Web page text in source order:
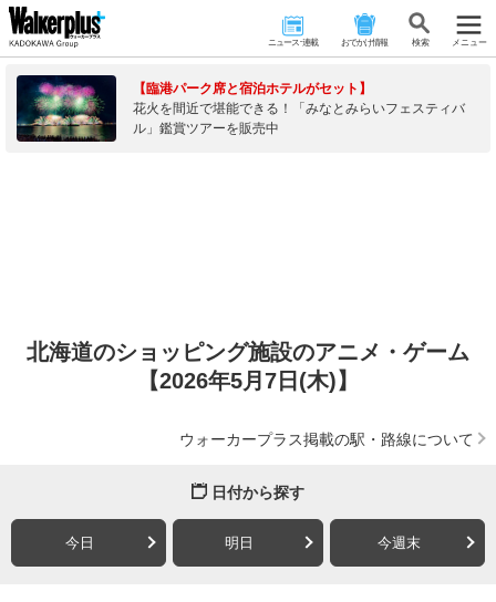
ニュース･連載 おでかけ情報 検 索 メニュー
【臨港パーク席と宿泊ホテルがセット】
花火を間近で堪能できる！「みなとみらいフェスティバ
ル」鑑賞ツアーを販売中
北海道のショッピング施設のアニメ・ゲーム
【2026年5月7日(木)】
ウォーカープラス掲載の駅・路線について
日付から探す
今日 明日 今週末